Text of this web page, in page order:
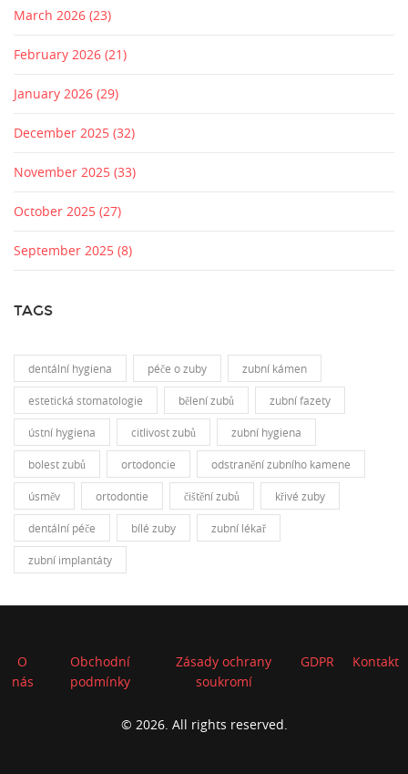
March 2026 (23)
February 2026 (21)
January 2026 (29)
December 2025 (32)
November 2025 (33)
October 2025 (27)
September 2025 (8)
TAGS
dentální hygiena péče o zuby zubní kámen
estetická stomatologie bělení zubů zubní fazety
ústní hygiena citlivost zubů zubní hygiena
bolest zubů ortodoncie odstranění zubního kamene
úsměv ortodontie čištění zubů křivé zuby
dentální péče bílé zuby zubní lékař
zubní implantáty
O
nás
Obchodní
podmínky
Zásady ochrany
soukromí
GDPR Kontakt
© 2026. All rights reserved.